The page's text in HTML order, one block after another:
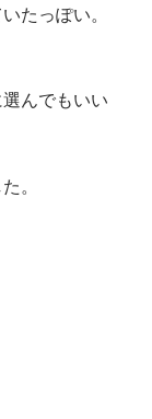
たっぽい。
んでもいい
。